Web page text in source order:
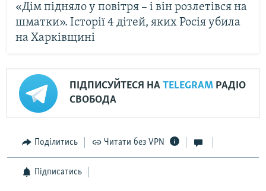
«Дім підняло у повітря – і він розлетівся на
шматки». Історії 4 дітей, яких Росія убила
на Харківщині
ПІДПИСУЙТЕСЯ НА TELEGRAM РАДІО
СВОБОДА
Поділитись Читати без VPN
Підписатись